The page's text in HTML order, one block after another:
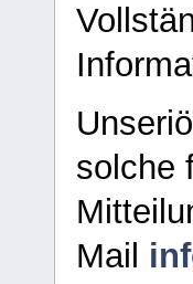
solche
Mail